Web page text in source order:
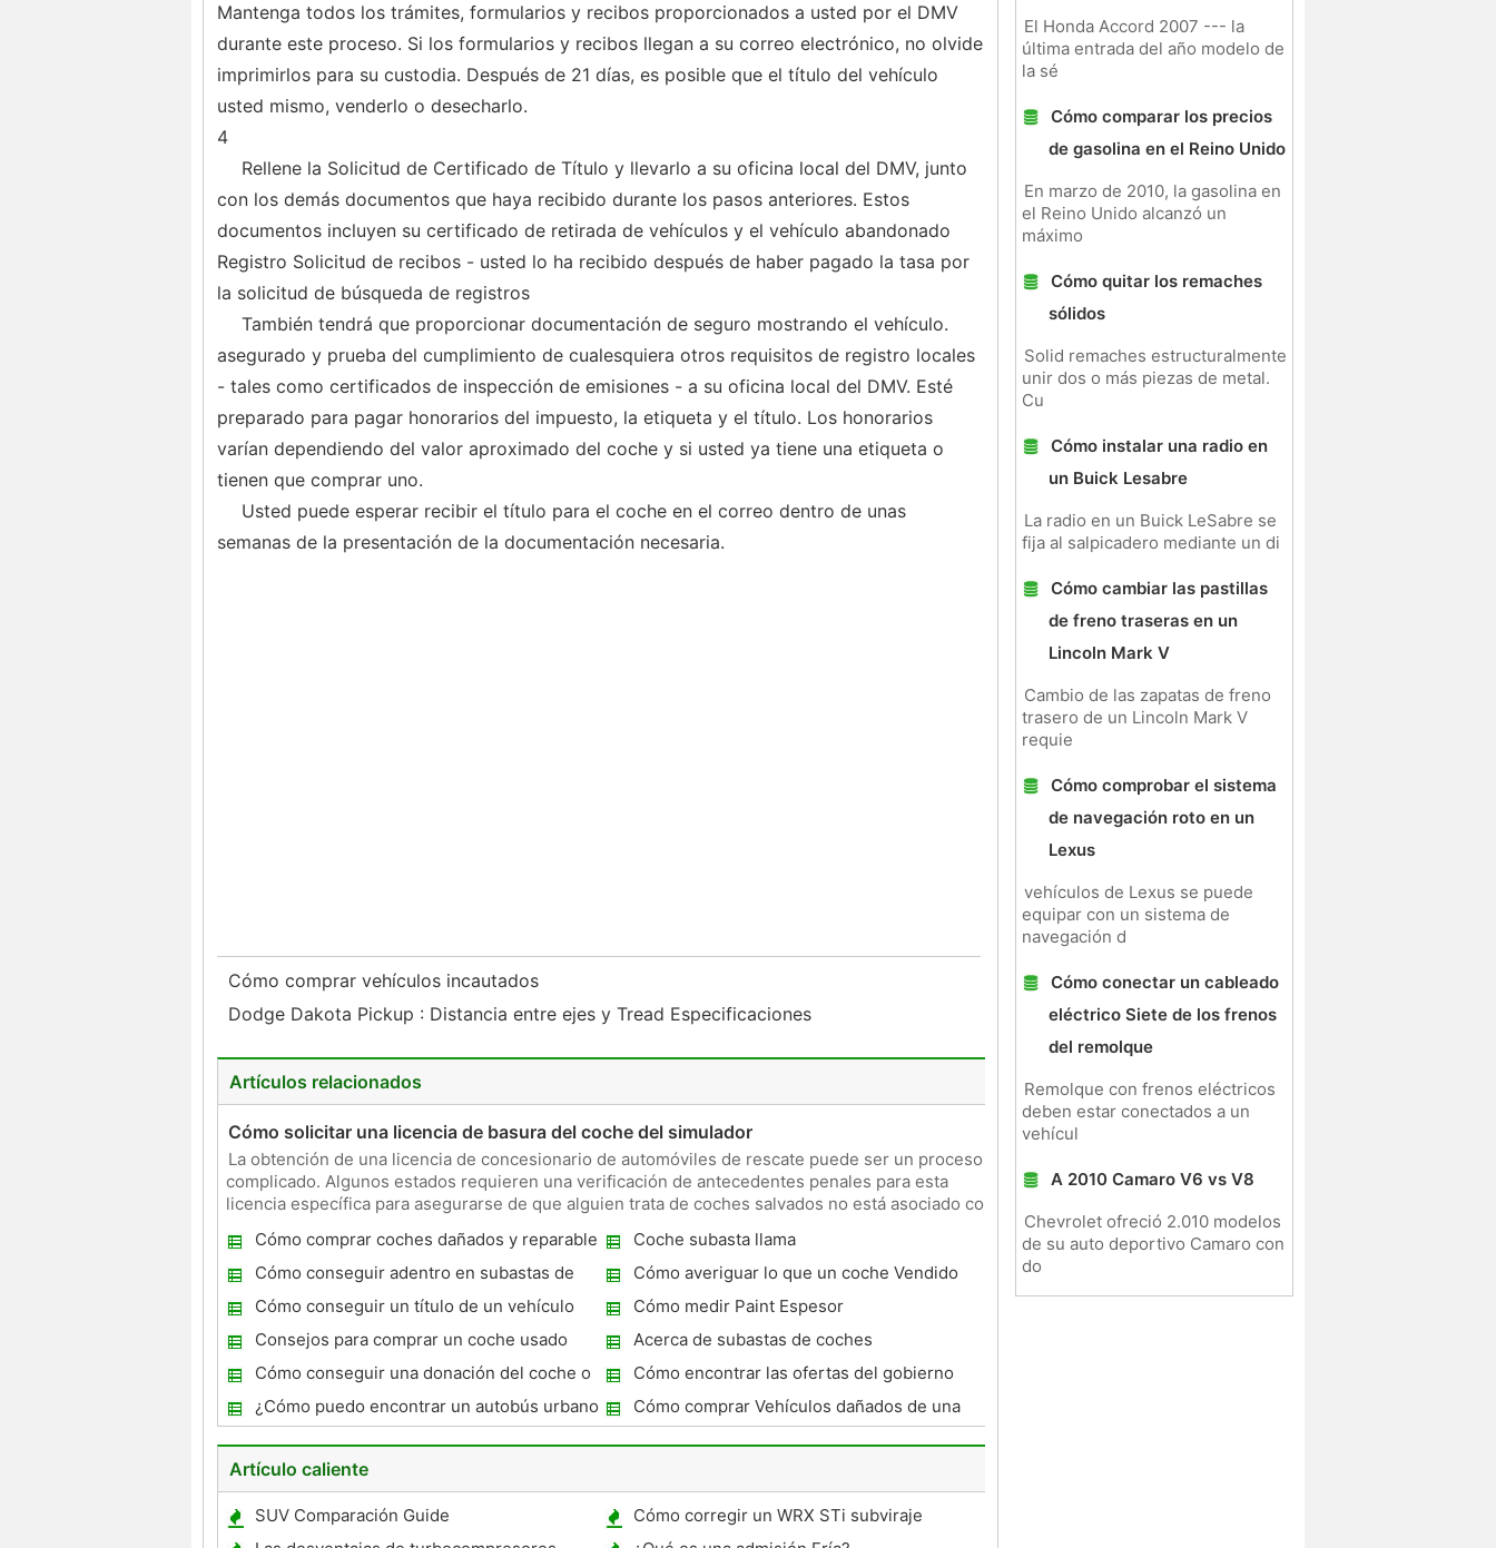
Mantenga todos los trámites, formularios y recibos proporcionados a usted por el DMV
durante este proceso. Si los formularios y recibos llegan a su correo electrónico, no olvide
imprimirlos para su custodia. Después de 21 días, es posible que el título del vehículo
usted mismo, venderlo o desecharlo.
4
Rellene la Solicitud de Certificado de Título y llevarlo a su oficina local del DMV, junto
con los demás documentos que haya recibido durante los pasos anteriores. Estos
documentos incluyen su certificado de retirada de vehículos y el vehículo abandonado
Registro Solicitud de recibos - usted lo ha recibido después de haber pagado la tasa por
la solicitud de búsqueda de registros
También tendrá que proporcionar documentación de seguro mostrando el vehículo.
asegurado y prueba del cumplimiento de cualesquiera otros requisitos de registro locales
- tales como certificados de inspección de emisiones - a su oficina local del DMV. Esté
preparado para pagar honorarios del impuesto, la etiqueta y el título. Los honorarios
varían dependiendo del valor aproximado del coche y si usted ya tiene una etiqueta o
tienen que comprar uno.
Usted puede esperar recibir el título para el coche en el correo dentro de unas
semanas de la presentación de la documentación necesaria.
Cómo comprar vehículos incautados
Dodge Dakota Pickup : Distancia entre ejes y Tread Especificaciones
Artículos relacionados
Cómo solicitar una licencia de basura del coche del simulador
La obtención de una licencia de concesionario de automóviles de rescate puede ser un proceso
complicado. Algunos estados requieren una verificación de antecedentes penales para esta
licencia específica para asegurarse de que alguien trata de coches salvados no está asociado con
Cómo comprar coches dañados y reparable
Coche subasta llama
Cómo conseguir adentro en subastas de
coches en Florida
Cómo averiguar lo que un coche Vendido
por en una Subasta
Cómo conseguir un título de un vehículo
abandonado
Cómo medir Paint Espesor
Consejos para comprar un coche usado
subastas
Acerca de subastas de coches
Cómo conseguir una donación del coche o
vehículo dotado
Cómo encontrar las ofertas del gobierno
para vehículos recuperados
¿Cómo puedo encontrar un autobús urbano
?
Cómo comprar Vehículos dañados de una
compañía de seguros
Artículo caliente
SUV Comparación Guide
Cómo corregir un WRX STi subviraje
El Honda Accord 2007 --- la
última entrada del año modelo de
la sé
Cómo comparar los precios
de gasolina en el Reino Unido
En marzo de 2010, la gasolina en
el Reino Unido alcanzó un
máximo
Cómo quitar los remaches
sólidos
Solid remaches estructuralmente
unir dos o más piezas de metal.
Cu
Cómo instalar una radio en
un Buick Lesabre
La radio en un Buick LeSabre se
fija al salpicadero mediante un di
Cómo cambiar las pastillas
de freno traseras en un
Lincoln Mark V
Cambio de las zapatas de freno
trasero de un Lincoln Mark V
requie
Cómo comprobar el sistema
de navegación roto en un
Lexus
vehículos de Lexus se puede
equipar con un sistema de
navegación d
Cómo conectar un cableado
eléctrico Siete de los frenos
del remolque
Remolque con frenos eléctricos
deben estar conectados a un
vehícul
A 2010 Camaro V6 vs V8
Chevrolet ofreció 2.010 modelos
de su auto deportivo Camaro con
do